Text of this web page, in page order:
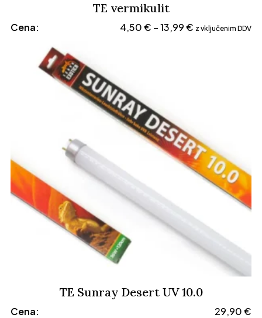
TE vermikulit
Cena: 4,50€ – 13,99€ Cenovni
z vključenim DDV
TE Sunray Desert UV 10.0
Cena: 29,90€